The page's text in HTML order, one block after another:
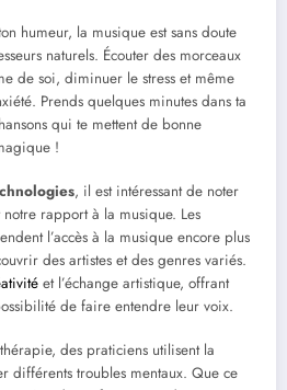
humeur, la musique est sans doute
naturels. Écouter des morceaux
de soi, diminuer le stress et même
Prends quelques minutes dans ta
qui te mettent de bonne
!
, il est intéressant de noter
rapport à la musique. Les
l’accès à la musique encore plus
des artistes et des genres variés.
et l’échange artistique, offrant
de faire entendre leur voix.
des praticiens utilisent la
différents troubles mentaux. Que ce